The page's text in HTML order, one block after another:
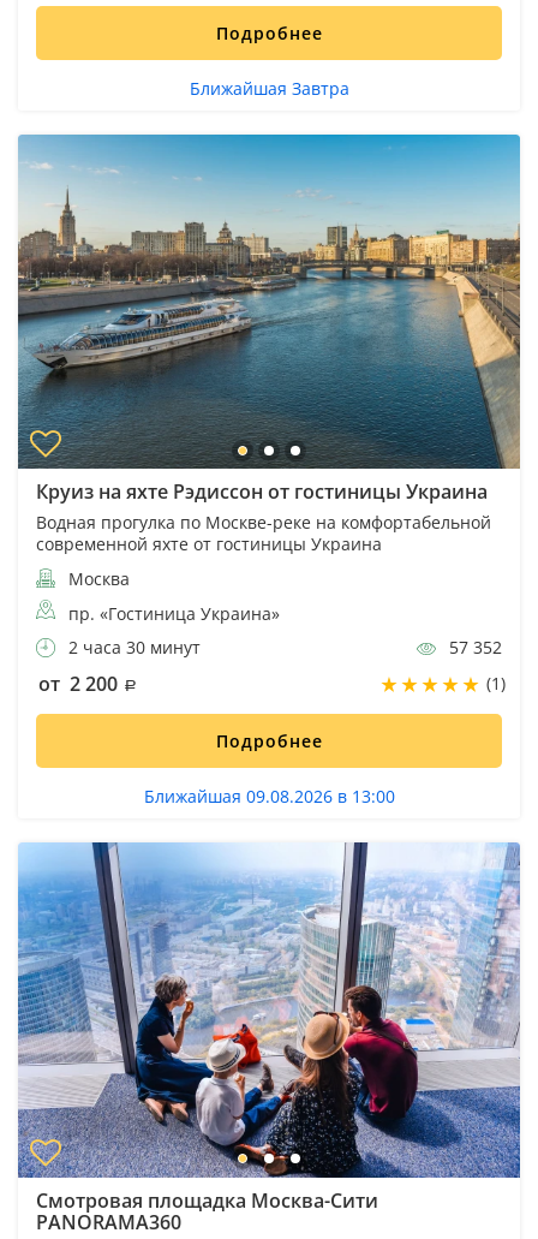
Подробнее
Ближайшая Завтра
Круиз на яхте Рэдиссон от гостиницы Украина
Водная прогулка по Москве-реке на комфортабельной
современной яхте от гостиницы Украина
Москва
пр. «Гостиница Украина»
2 часа 30 минут
57 352
от 2 200 (1)
Подробнее
Ближайшая 09.08.2026 в 13:00
Смотровая площадка Москва-Сити
PANORAMA360